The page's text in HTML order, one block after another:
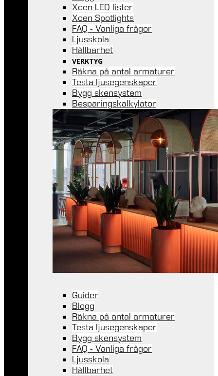
Xcen LED-lister
Xcen Spotlights
FAQ - Vanliga frågor
Ljusskola
Hållbarhet
VERKTYG
Räkna på antal armaturer
Testa ljusegenskaper
Bygg skensystem
Besparingskalkylator
Guider
Blogg
Räkna på antal armaturer
Testa ljusegenskaper
Bygg skensystem
FAQ - Vanliga frågor
Ljusskola
Hållbarhet